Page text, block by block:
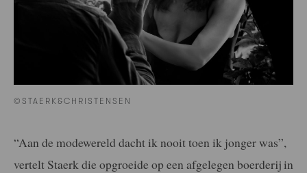
©STAERK&CHRISTENSEN
“Aan de modewereld dacht ik nooit toen ik jonger was”,
vertelt Staerk die opgroeide op een afgelegen boerderij in